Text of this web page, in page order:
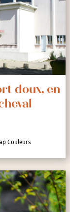
doux, en
Couleurs